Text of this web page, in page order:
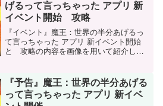
げるって言っちゃった アプリ 新
イベント開始 攻略
『イベント』魔王：世界の半分あげるっ
て言っちゃった アプリ 新イベント開始
と 攻略の内容を画像を用いて紹介して
『予告』魔王：世界の半分あげる
って言っちゃった アプリ 新イベ